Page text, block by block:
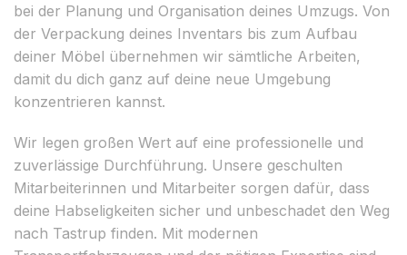
bei der Planung und Organisation deines Umzugs. Von
der Verpackung deines Inventars bis zum Aufbau
deiner Möbel übernehmen wir sämtliche Arbeiten,
damit du dich ganz auf deine neue Umgebung
konzentrieren kannst.
Wir legen großen Wert auf eine professionelle und
zuverlässige Durchführung. Unsere geschulten
Mitarbeiterinnen und Mitarbeiter sorgen dafür, dass
deine Habseligkeiten sicher und unbeschadet den Weg
nach Tastrup finden. Mit modernen